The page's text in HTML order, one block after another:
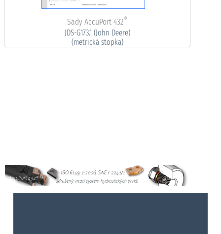
Sady AccuPort 432®
JDS-G173.1 (John Deere)
(metrická stopka)